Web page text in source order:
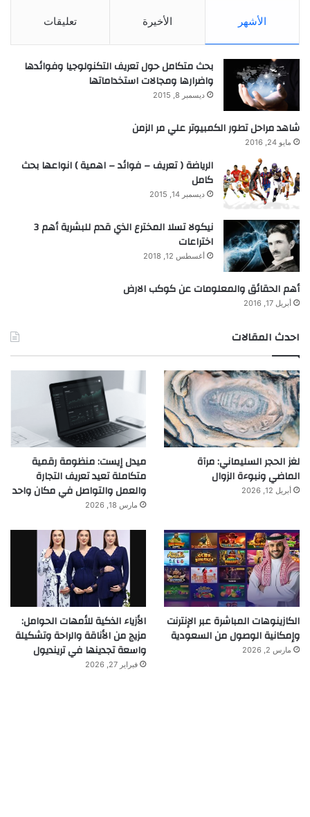
الأشهر الأخيرة تعليقات
بحث متكامل حول تعريف التكنولوجيا وفوائدها
واضرارها ومجالات استخداماتها
ديسمبر 8, 2015
شاهد مراحل تطور الكمبيوتر علي مر الزمن
مايو 24, 2016
الرياضة ( تعريف – فوائد – اهمية ) انواعها بحث
كامل
ديسمبر 14, 2015
نيكولا تسلا المخترع الذي قدم للبشرية أهم 3
اختراعات
أغسطس 12, 2018
أهم الحقائق والمعلومات عن كوكب الارض
أبريل 17, 2016
احدث المقالات
لغز الحجر السليماني: مرآة
الماضي ونبوءة الزوال
أبريل 12, 2026
ميدل إيست: منظومة رقمية
متكاملة تعيد تعريف التجارة
والعمل والتواصل في مكان واحد
مارس 18, 2026
الكازينوهات المباشرة عبر الإنترنت
وإمكانية الوصول من السعودية
مارس 2, 2026
الأزياء الذكية للأمهات الحوامل:
مزيج من الأناقة والراحة وتشكيلة
واسعة تجدينها في ترينديول
فبراير 27, 2026